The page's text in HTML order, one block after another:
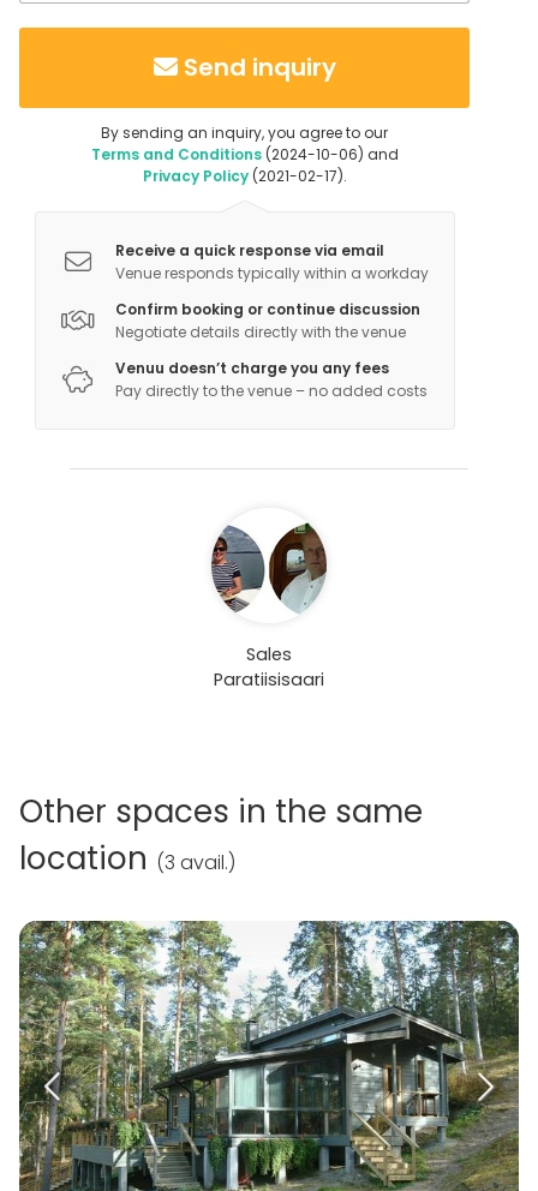
Send inquiry
By sending an inquiry, you agree to our
Terms and Conditions(2024-10-06) and
Privacy Policy(2021-02-17).
Receive a quick response via email
Venue responds typically within a workday
Confirm booking or continue discussion
Negotiate details directly with the venue
Venuu doesn’t charge you any fees
Pay directly to the venue – no added costs
Sales
Paratiisisaari
Other spaces in the same
location (3 avail.)